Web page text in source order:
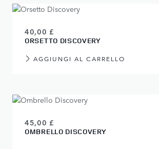
40,00 £
ORSETTO DISCOVERY
AGGIUNGI AL CARRELLO
45,00 £
OMBRELLO DISCOVERY